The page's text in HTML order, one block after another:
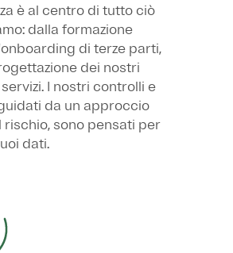
è al centro di tutto ciò
dalla formazione
di terze parti,
dei nostri
I nostri controlli e
da un approccio
rischio, sono pensati per
dati.